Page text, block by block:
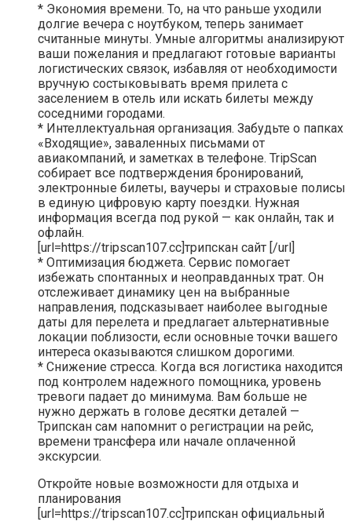
* Экономия времени. То, на что раньше уходили
долгие вечера с ноутбуком, теперь занимает
считанные минуты. Умные алгоритмы анализируют
ваши пожелания и предлагают готовые варианты
логистических связок, избавляя от необходимости
вручную состыковывать время прилета с
заселением в отель или искать билеты между
соседними городами.
* Интеллектуальная организация. Забудьте о папках
«Входящие», заваленных письмами от
авиакомпаний, и заметках в телефоне. TripScan
собирает все подтверждения бронирований,
электронные билеты, ваучеры и страховые полисы
в единую цифровую карту поездки. Нужная
информация всегда под рукой — как онлайн, так и
офлайн.
[url=https://tripscan107.cc]трипскан сайт [/url]
* Оптимизация бюджета. Сервис помогает
избежать спонтанных и неоправданных трат. Он
отслеживает динамику цен на выбранные
направления, подсказывает наиболее выгодные
даты для перелета и предлагает альтернативные
локации поблизости, если основные точки вашего
интереса оказываются слишком дорогими.
* Снижение стресса. Когда вся логистика находится
под контролем надежного помощника, уровень
тревоги падает до минимума. Вам больше не
нужно держать в голове десятки деталей —
Трипскан сам напомнит о регистрации на рейс,
времени трансфера или начале оплаченной
экскурсии.
Откройте новые возможности для отдыха и
планирования
[url=https://tripscan107.cc]трипскан официальный